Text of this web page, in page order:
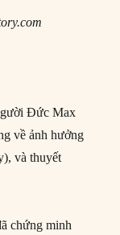
Đức Max
về ảnh hưởng
và thuyết
chứng minh